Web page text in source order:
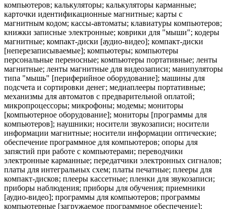
компьютеров; калькуляторы; калькуляторы карманные;
карточки идентификационные магнитные; карты с
магнитным кодом; кассы-автоматы; клавиатуры компьютеров;
книжки записные электронные; коврики для "мыши"; кодеры
магнитные; компакт-диски [аудио-видео]; компакт-диски
[неперезаписываемые]; компьютеры; компьютеры
персональные переносные; компьютеры портативные; ленты
магнитные; ленты магнитные для видеозаписи; манипуляторы
типа "мышь" [периферийное оборудование]; машины для
подсчета и сортировки денег; медиаплееры портативные;
механизмы для автоматов с предварительной оплатой;
микропроцессоры; микрофоны; модемы; мониторы
[компьютерное оборудование]; мониторы [программы для
компьютеров]; наушники; носители звукозаписи; носители
информации магнитные; носители информации оптические;
обеспечение программное для компьютеров; опоры для
запястий при работе с компьютерами; переводчики
электронные карманные; передатчики электронных сигналов;
платы для интегральных схем; платы печатные; плееры для
компакт-дисков; плееры кассетные; пленки для звукозаписи;
приборы наблюдения; приборы для обучения; приемники
[аудио-видео]; программы для компьютеров; программы
компьютерные [загружаемое программное обеспечение];